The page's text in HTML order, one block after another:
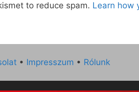
to reduce spam. Learn how
• Impresszum • Rólunk